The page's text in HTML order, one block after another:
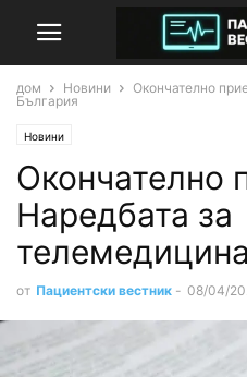
дом Новини
Окончателно
България
Новини
Окончателно
Наредбата за
от Пациентски вестник - 08/04/